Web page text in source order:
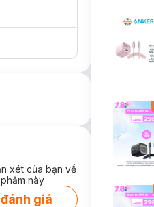
xét của bạn về
này
giá